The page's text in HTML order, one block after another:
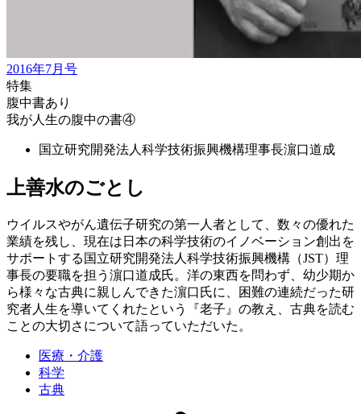
2016年7月号
特集
腹中書あり
我が人生の腹中の書④
国立研究開発法人科学技術振興機構理事長濵口道成
上善水のごとし
ウイルスやがん遺伝子研究の第一人者として、数々の優れた
業績を残し、現在は日本の科学技術のイノベーション創出を
サポートする国立研究開発法人科学技術振興機構（JST）理
事長の要職を担う濵口道成氏。洋の東西を問わず、幼少期か
ら様々な古典に親しんできた濵口氏に、困難の連続だった研
究者人生を導いてくれたという『老子』の教え、古典を読む
ことの大切さについて語っていただいた。
医療・介護
科学
古典